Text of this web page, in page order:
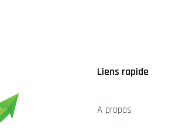
Liens rapide
A propos